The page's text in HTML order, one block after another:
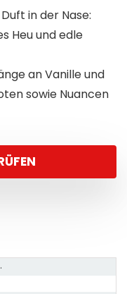
in der Nase:
Heu und edle
an Vanille und
sowie Nuancen